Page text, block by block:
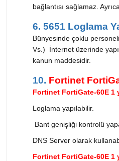
bağlantısı sağlamaz.
6. 5651 Loglama
Bünyesinde çoklu
Vs.) İnternet üzerinde
kanun maddesidir.
10. Fortinet
Fortinet FortiGate-60E 1
Loglama yapılabilir.
Bant genişliği kontrolü
DNS Server olarak
Fortinet FortiGate-60E 1